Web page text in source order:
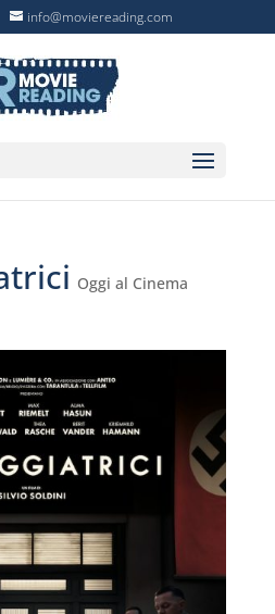
info@moviereading.com
Oggi al Cinema